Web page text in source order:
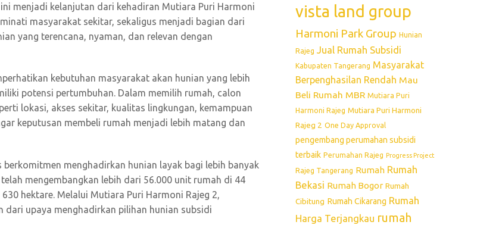
menjadi kelanjutan dari kehadiran Mutiara Puri Harmoni
masyarakat sekitar, sekaligus menjadi bagian dari
yang terencana, nyaman, dan relevan dengan
kebutuhan masyarakat akan hunian yang lebih
potensi pertumbuhan. Dalam memilih rumah, calon
lokasi, akses sekitar, kualitas lingkungan, kemampuan
keputusan membeli rumah menjadi lebih matang dan
menghadirkan hunian layak bagi lebih banyak
mengembangkan lebih dari 56.000 unit rumah di 44
hektare. Melalui Mutiara Puri Harmoni Rajeg 2,
upaya menghadirkan pilihan hunian subsidi
vista land group
Harmoni Park Group Hunian
Rajeg Jual Rumah Subsidi
Kabupaten Tangerang Masyarakat
Berpenghasilan Rendah Mau
Beli Rumah MBR Mutiara Puri
Harmoni Rajeg Mutiara Puri Harmoni
Rajeg 2 One Day Approval
pengembang perumahan subsidi
terbaik Perumahan Rajeg Progress Project
Rajeg Tangerang Rumah Rumah
Bekasi Rumah Bogor Rumah
Cibitung Rumah Cikarang Rumah
Harga Terjangkau rumah